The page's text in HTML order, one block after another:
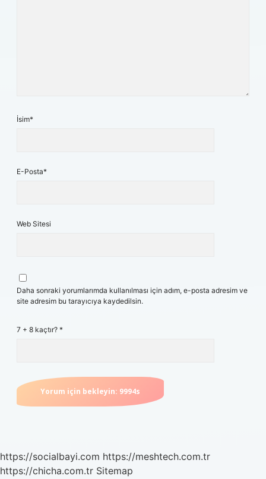
İsim*
E-Posta*
Web Sitesi
Daha sonraki yorumlarımda kullanılması için adım, e-posta adresim ve
site adresim bu tarayıcıya kaydedilsin.
7 + 8 kaçtır? *
https://socialbayi.com https://meshtech.com.tr
https://chicha.com.tr Sitemap